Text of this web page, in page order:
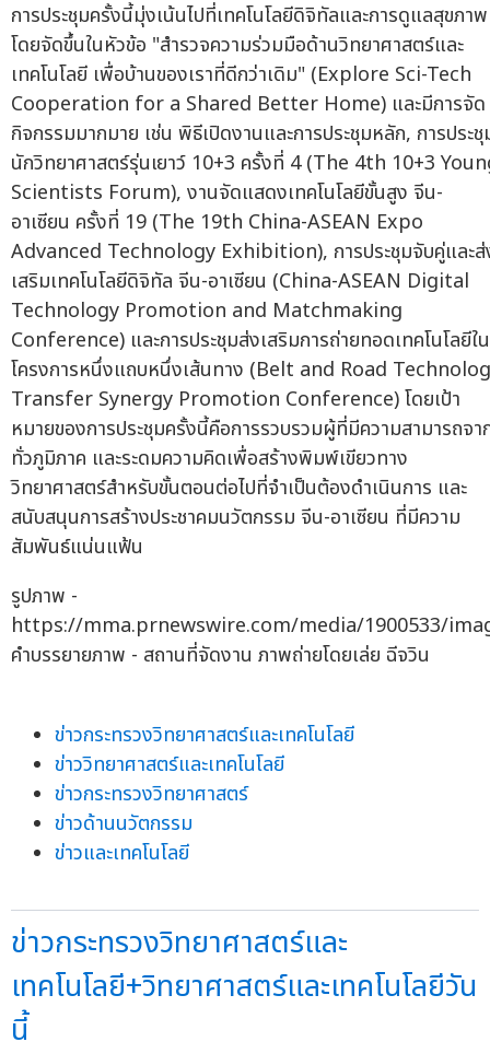
การประชุมครั้งนี้มุ่งเน้นไปที่เทคโนโลยีดิจิทัลและการดูแลสุขภาพ
โดยจัดขึ้นในหัวข้อ "สำรวจความร่วมมือด้านวิทยาศาสตร์และ
เทคโนโลยี เพื่อบ้านของเราที่ดีกว่าเดิม" (Explore Sci-Tech
Cooperation for a Shared Better Home) และมีการจัด
กิจกรรมมากมาย เช่น พิธีเปิดงานและการประชุมหลัก, การประ
นักวิทยาศาสตร์รุ่นเยาว์ 10+3 ครั้งที่ 4 (The 4th 10+3
Scientists Forum), งานจัดแสดงเทคโนโลยีขั้นสูง จีน-
อาเซียน ครั้งที่ 19 (The 19th China-ASEAN Expo
Advanced Technology Exhibition), การประชุมจับคู่และ
เสริมเทคโนโลยีดิจิทัล จีน-อาเซียน (China-ASEAN Digital
Technology Promotion and Matchmaking
Conference) และการประชุมส่งเสริมการถ่ายทอดเทคโนโลยีใน
โครงการหนึ่งแถบหนึ่งเส้นทาง (Belt and Road
Transfer Synergy Promotion Conference) โดยเป้า
หมายของการประชุมครั้งนี้คือการรวบรวมผู้ที่มีความสามารถจา
ทั่วภูมิภาค และระดมความคิดเพื่อสร้างพิมพ์เขียวทาง
วิทยาศาสตร์สำหรับขั้นตอนต่อไปที่จำเป็นต้องดำเนินการ และ
สนับสนุนการสร้างประชาคมนวัตกรรม จีน-อาเซียน ที่มีความ
สัมพันธ์แน่นแฟ้น
รูปภาพ -
https://mma.prnewswire.com/media/1900533/
คำบรรยายภาพ - สถานที่จัดงาน ภาพถ่ายโดยเล่ย ฉีจวิน
ข่าวกระทรวงวิทยาศาสตร์และเทคโนโลยี
ข่าววิทยาศาสตร์และเทคโนโลยี
ข่าวกระทรวงวิทยาศาสตร์
ข่าวด้านนวัตกรรม
ข่าวและเทคโนโลยี
ข่าวกระทรวงวิทยาศาสตร์และ
เทคโนโลยี+วิทยาศาสตร์และเทคโนโลยีวัน
นี้